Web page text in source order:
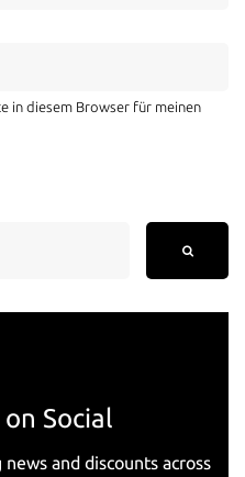
in diesem Browser für meinen
Social
and discounts across